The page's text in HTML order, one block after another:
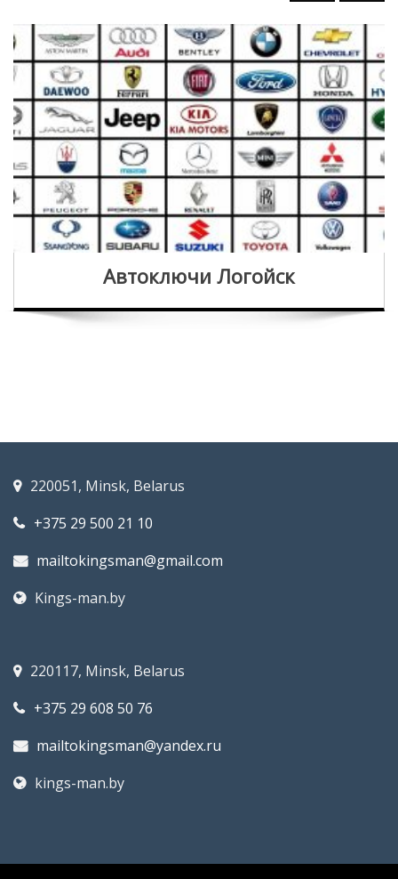
Автоключи Логойск
220051, Minsk, Belarus
+375 29 500 21 10
mailtokingsman@gmail.com
Kings-man.by
220117, Minsk, Belarus
+375 29 608 50 76
mailtokingsman@yandex.ru
kings-man.by